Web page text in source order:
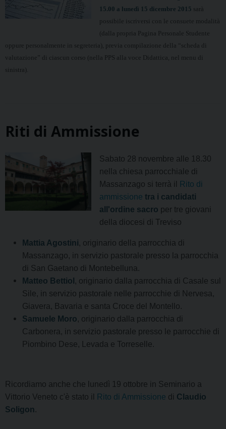
15.00 a lunedì 15 dicembre 2015 sarà
possibile iscriversi con le consuete modalità
(dalla propria Pagina Personale Studente
oppure personalmente in segreteria), previa compilazione della “scheda di
valutazione” di ciascun corso (nella PPS alla voce Didattica, nel menu di
sinistra).
Riti di Ammissione
Sabato 28 novembre alle 18.30
nella chiesa parrocchiale di
Massanzago si terrà il
Rito di
ammissione tra i candidati
all'ordine sacro per tre giovani
della diocesi di Treviso
Mattia Agostini, originario della parrocchia di
Massanzago, in servizio pastorale presso la parrocchia
di San Gaetano di Montebelluna.
Matteo Bettiol , originario dalla parrocchia di Casale sul
Sile, in servizio pastorale nelle parrocchie di Nervesa,
Giavera, Bavaria e santa Croce del Montello.
Samuele Moro, originario dalla parrocchia di
Carbonera, in servizio pastorale presso le parrocchie di
Piombino Dese, Levada e Torreselle.
Ricordiamo anche che lunedì 19 ottobre in Seminario a
Vittorio Veneto c'è stato il
Rito di Ammissione di Claudio
Soligon.